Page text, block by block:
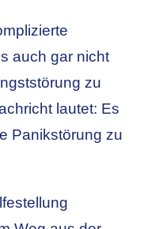
auch gar nicht
zu
lautet: Es
Panikstörung zu